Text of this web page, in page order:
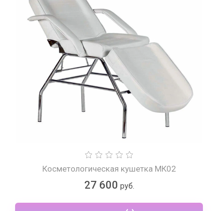
Косметологическая кушетка МК02
27 600 руб.